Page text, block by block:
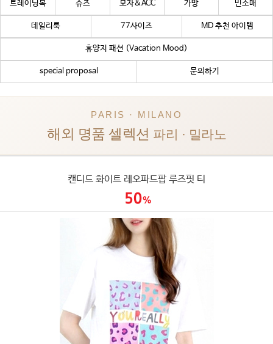
트레이닝복 슈즈 모자&ACC 가방 민소매
데일리룩 77사이즈 MD 추천 아이템
휴양지 패션 (Vacation Mood)
special proposal 문의하기
PARIS · MILANO
해외 명품 셀렉션 파리 · 밀라노
캔디드 화이트 레오파드팝 루즈핏 티